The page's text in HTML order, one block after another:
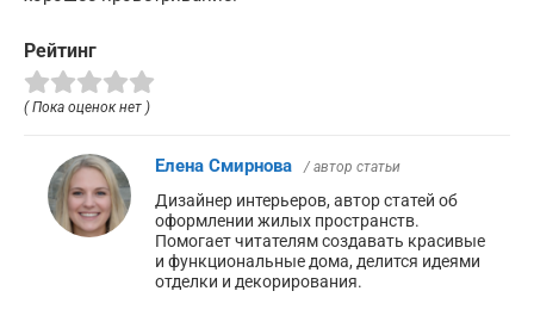
Рейтинг
( Пока оценок нет )
Елена Смирнова / автор статьи
Дизайнер интерьеров, автор статей об
оформлении жилых пространств.
Помогает читателям создавать красивые
и функциональные дома, делится идеями
отделки и декорирования.